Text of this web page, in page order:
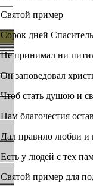
Святой пример
Сорок дней
Не принимал ни
Он заповедовал
Чтоб стать душою и
Нам благочестия
Дал правило любви и
Есть у людей с тех
Святой пример для